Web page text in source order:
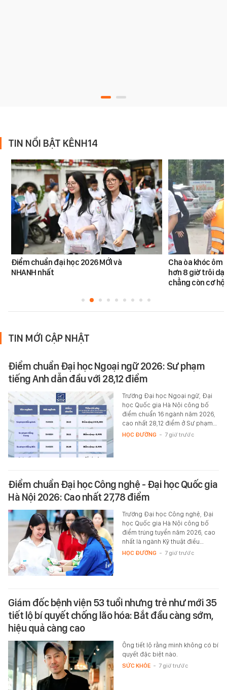
TIN NỔI BẬT KÊNH14
Điểm chuẩn đại học 2026 MỚI và
NHANH nhất
Cha òa khóc ôm
hơn 8 giờ trôi
chẳng còn cơ
TIN MỚI CẬP NHẬT
Điểm chuẩn Đại học Ngoại ngữ 2026: Sư phạm
tiếng Anh dẫn đầu với 28,12 điểm
Trường Đại học Ngoại ngữ, Đại
học Quốc gia Hà Nội công bố
điểm chuẩn 16 ngành năm 2026,
cao nhất 28,12 điểm ở Sư phạm…
HỌC ĐƯỜNG - 7 giờ trước
Điểm chuẩn Đại học Công nghệ - Đại học Quốc gia
Hà Nội 2026: Cao nhất 27,78 điểm
Trường Đại học Công nghệ, Đại
học Quốc gia Hà Nội công bố
điểm trúng tuyển năm 2026, cao
nhất là ngành Kỹ thuật điều…
HỌC ĐƯỜNG - 7 giờ trước
Giám đốc bệnh viện 53 tuổi nhưng trẻ như mới 35
tiết lộ bí quyết chống lão hóa: Bắt đầu càng sớm,
hiệu quả càng cao
Ông tiết lộ rằng mình không có bí
quyết đặc biệt nào.
SỨC KHỎE - 7 giờ trước